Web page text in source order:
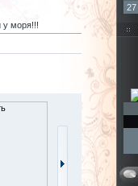
у моря!!!
27